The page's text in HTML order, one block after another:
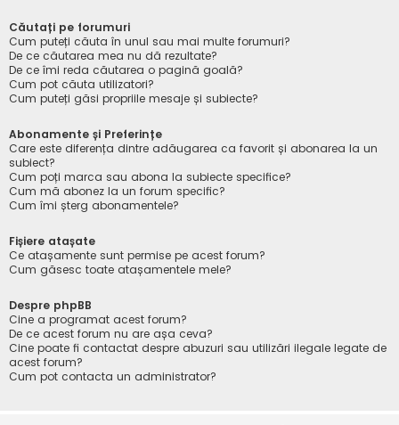
Căutați pe forumuri
Cum puteți căuta în unul sau mai multe forumuri?
De ce căutarea mea nu dă rezultate?
De ce îmi reda căutarea o pagină goală?
Cum pot căuta utilizatori?
Cum puteți găsi propriile mesaje și subiecte?
Abonamente și Preferințe
Care este diferența dintre adăugarea ca favorit și abonarea la un
subiect?
Cum poți marca sau abona la subiecte specifice?
Cum mă abonez la un forum specific?
Cum îmi șterg abonamentele?
Fișiere atașate
Ce atașamente sunt permise pe acest forum?
Cum găsesc toate atașamentele mele?
Despre phpBB
Cine a programat acest forum?
De ce acest forum nu are așa ceva?
Cine poate fi contactat despre abuzuri sau utilizări ilegale legate de
acest forum?
Cum pot contacta un administrator?